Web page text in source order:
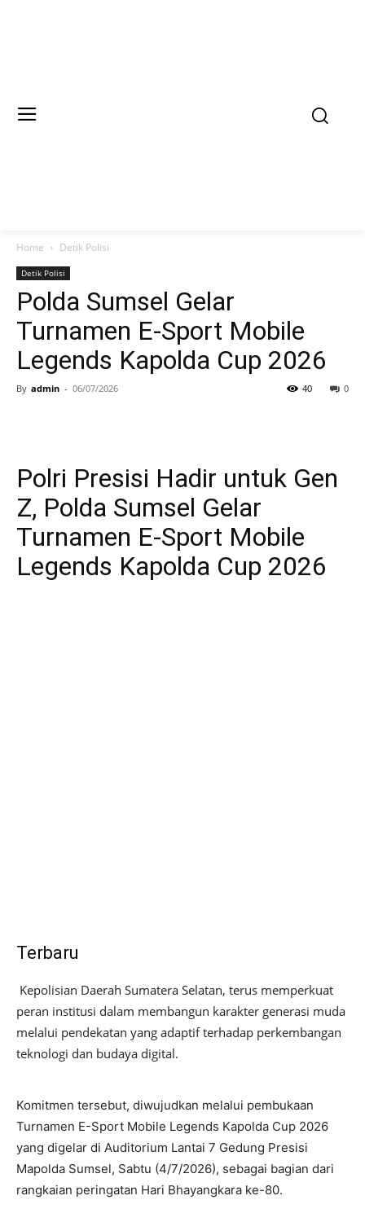
Home Detik Polisi
Detik Polisi
Polda Sumsel Gelar
Turnamen E-Sport Mobile
Legends Kapolda Cup 2026
By admin - 06/07/2026 0
40
Polri Presisi Hadir untuk Gen
Z, Polda Sumsel Gelar
Turnamen E-Sport Mobile
Legends Kapolda Cup 2026
Terbaru
Kepolisian Daerah Sumatera Selatan, terus memperkuat
peran institusi dalam membangun karakter generasi muda
melalui pendekatan yang adaptif terhadap perkembangan
teknologi dan budaya digital.
Komitmen tersebut, diwujudkan melalui pembukaan
Turnamen E-Sport Mobile Legends Kapolda Cup 2026
yang digelar di Auditorium Lantai 7 Gedung Presisi
Mapolda Sumsel, Sabtu (4/7/2026), sebagai bagian dari
rangkaian peringatan Hari Bhayangkara ke-80.